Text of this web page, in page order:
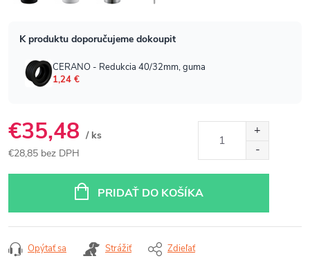
€35,48 / ks
€28,85 bez DPH
PRIDAŤ DO KOŠÍKA
Opýtať sa Strážiť Zdieľať